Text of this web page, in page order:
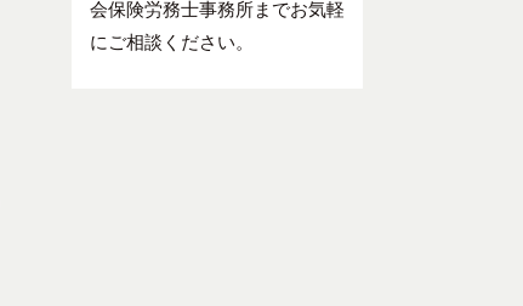
会保険労務士事務所までお気軽
にご相談ください。